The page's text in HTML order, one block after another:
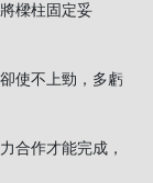
樑柱固定妥
使不上勁，多虧
合作才能完成，